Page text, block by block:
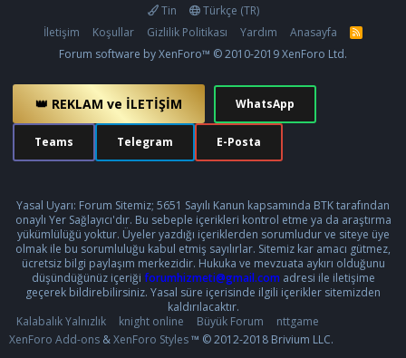
Tin
Türkçe (TR)
İletişim
Koşullar Gizlilik Politikası Yardım Anasayfa
R
S
Forum software by XenForo™ © 2010-2019 XenForo Ltd.
👑 REKLAM ve İLETİŞİM WhatsApp
Teams Telegram E-Posta
Yasal Uyarı: Forum Sitemiz; 5651 Sayılı Kanun kapsamında BTK tarafından
onaylı Yer Sağlayıcı'dır. Bu sebeple içerikleri kontrol etme ya da araştırma
yükümlülüğü yoktur. Üyeler yazdığı içeriklerden sorumludur ve siteye üye
olmak ile bu sorumluluğu kabul etmiş sayılırlar. Sitemiz kar amacı gütmez,
ücretsiz bilgi paylaşım merkezidir. Hukuka ve mevzuata aykırı olduğunu
düşündüğünüz içeriği forumhizmeti@gmail.com adresi ile iletişime
geçerek bildirebilirsiniz. Yasal süre içerisinde ilgili içerikler sitemizden
kaldırılacaktır.
Kalabalık Yalnızlık
knight online Büyük Forum
nttgame
XenForo Add-ons &XenForo Styles™ © 2012-2018 Brivium LLC.